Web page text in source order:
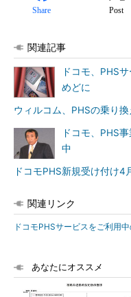
Share Post
関連記事
ドコモ、PHS
めどに
ウィルコム、PHSの乗り
ドコモ、PHS
中
ドコモPHS新規受け付け4
関連リンク
ドコモPHSサービスをご利用
あなたにオススメ